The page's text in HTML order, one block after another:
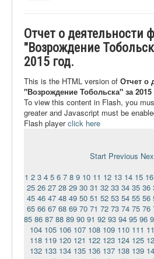
О фонде
Онлайн библиотека
Видеоматериалы
Контакты
Сайт проекта Достоевский
Отчет о деятельности
"Возрождение
2015 год.
This is the HTML version of Отчет о
"Возрождение Тобольска" за 2015
To view this content in Flash, you
greater and Javascript must be
Flash playerclick here
Start Previous
1 2 3 4 5 6 7 8 9 10 11 12 13 14 15 16
25 26 27 28 29 30 31 32 33 34 35 36
45 46 47 48 49 50 51 52 53 54 55 56
65 66 67 68 69 70 71 72 73 74 75 76
85 86 87 88 89 90 91 92 93 94 95 96
104 105 106 107 108 109 110 111
118 119 120 121 122 123 124 125
132 133 134 135 136 137 138 139